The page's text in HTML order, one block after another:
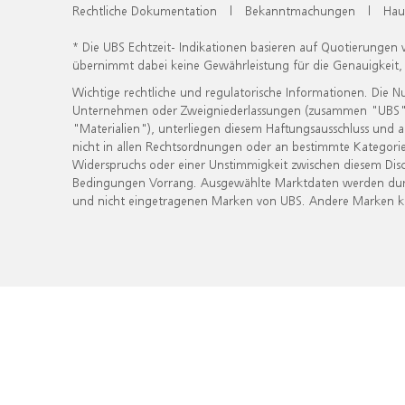
Rechtliche Dokumentation | Bekanntmachungen |
* Die UBS Echtzeit- Indikationen basieren auf
übernimmt dabei keine Gewährleistung für die
Wichtige rechtliche und regulatorische Informationen. Die
Unternehmen oder Zweigniederlassungen (zusammen
"Materialien"), unterliegen diesem Haftungsausschluss
nicht in allen Rechtsordnungen oder an bestimmte
Widerspruchs oder einer Unstimmigkeit zwischen diesem
Bedingungen Vorrang. Ausgewählte Marktdaten werden
und nicht eingetragenen Marken von UBS. Andere Marken